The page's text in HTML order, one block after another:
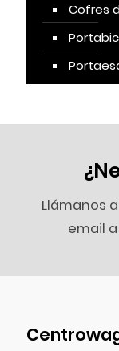
Cofres
Llámanos
email a